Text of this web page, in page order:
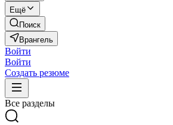
Ещё
Поиск
Врангель
Войти
Войти
Создать резюме
Все разделы